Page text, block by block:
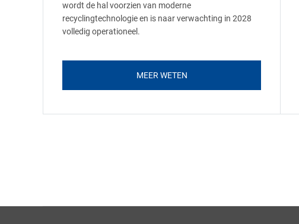
wordt de hal voorzien van moderne
recyclingtechnologie en is naar verwachting in 2028
volledig operationeel.
MEER WETEN